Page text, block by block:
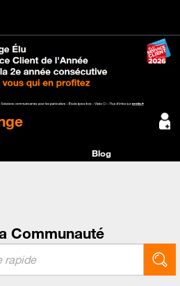
Blog
Communauté